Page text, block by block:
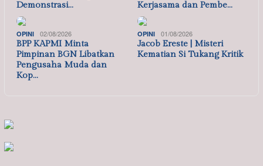
Demonstrasi…
Kerjasama dan Pembe…
OPINI 02/08/2026
BPP KAPMI Minta
Pimpinan BGN Libatkan
Pengusaha Muda dan
Kop…
OPINI 01/08/2026
Jacob Ereste | Misteri
Kematian Si Tukang Kritik